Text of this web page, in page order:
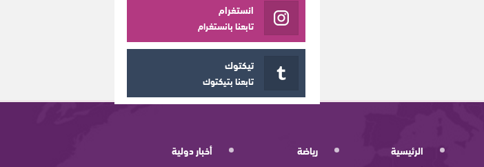
انستغرام
تابعنا بانستغرام
تيكتوك
تابعنا بتيكتوك
الرئيسية
رياضة
أخبار دولية